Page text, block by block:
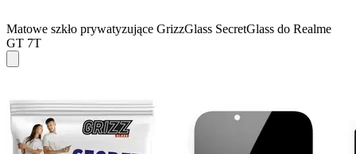
Matowe szkło prywatyzujące GrizzGlass SecretGlass do Realme
GT 7T